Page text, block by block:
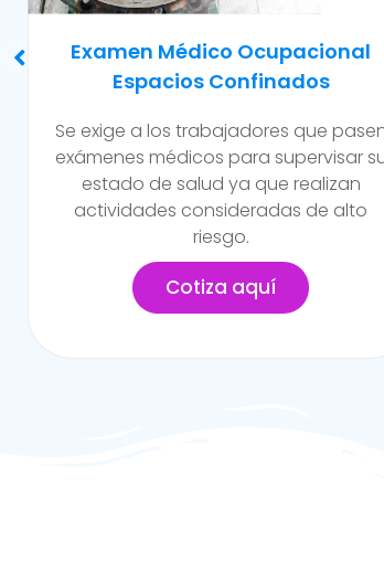
Evaluación Para Trabajos En
Caliente Y/o Alto Riesgo
Son exámenes realizados para
trabajadores de la empresa que
expuestos a constante contacto a
altos niveles de temperatura y/o riesgo
en la empresa.
Cotiza aquí